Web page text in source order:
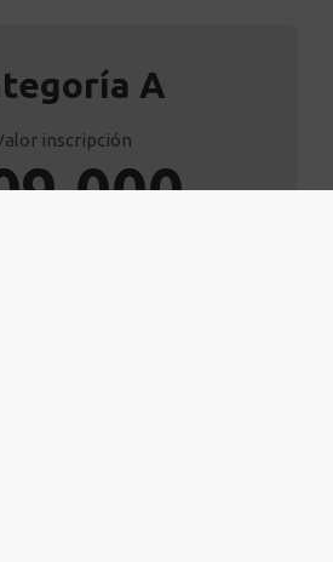
A
inscripción